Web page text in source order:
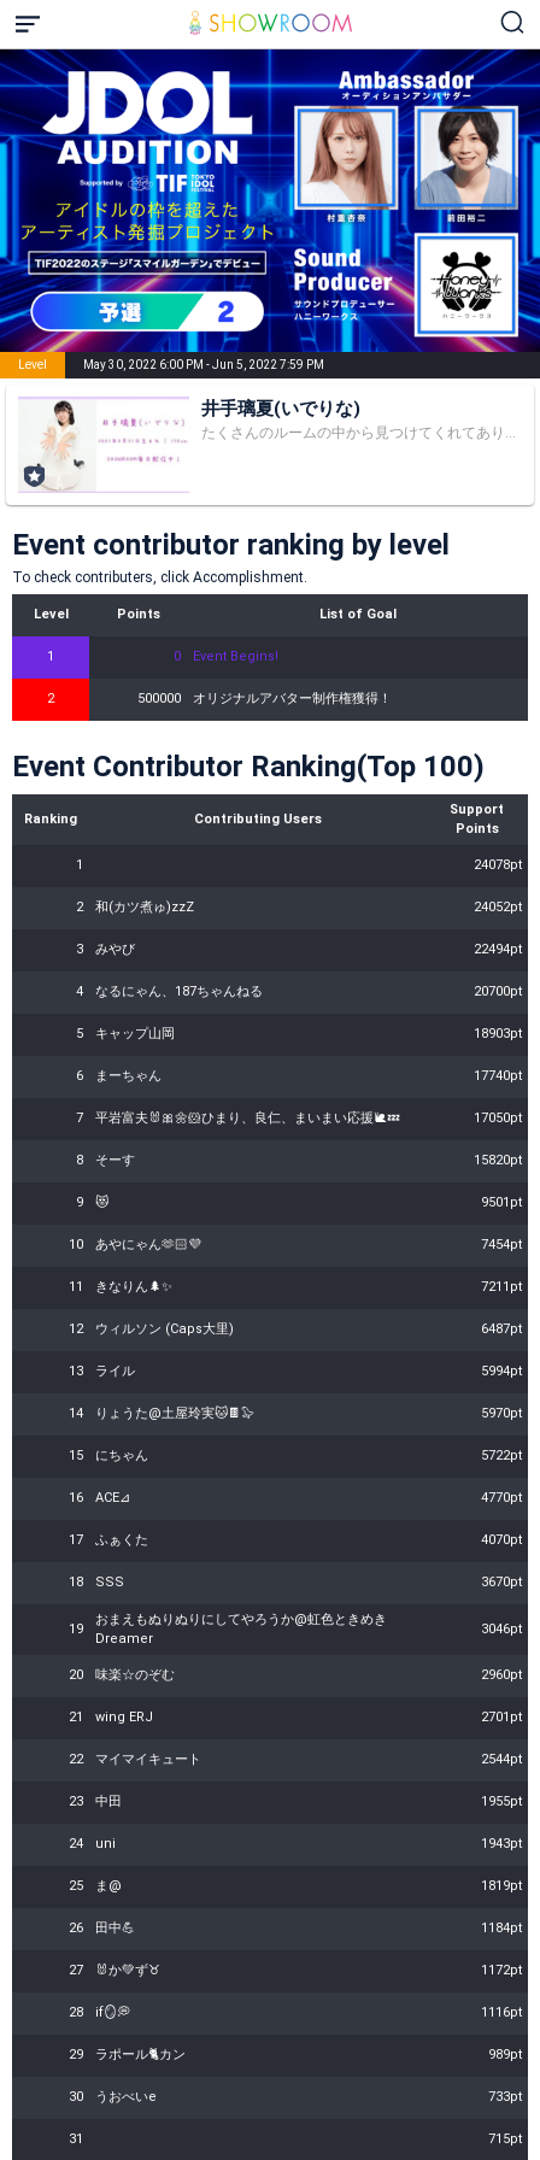
Level May 30, 2022 6:00 PM - Jun 5, 2022 7:59 PM
井手璃夏(いでりな)
たくさんのルームの中から見つけてくれてありがとうございます🌷 SHOWROOM毎日配信してます！ 【プロフィール】 名前 井手璃夏(いでりな) 誕生日 2001年8月31日 年齢 23歳 血液型 B型 特技 ダンス TikTok↓ www.tiktok.com/@idrn__0831 【出演歴】 舞台 『SEVEN』 『溺れる病室』 『貝殻つなぎ』 『容疑者のメソッド The Stage』(中止) 『僕らの星』 『シェイクス』 『容疑者のメソッド The Stage R』 『冷やし中華ラプソディ』 『TOARU』 『箱庭SP』 『レディゴ2024』 『蜉蝣2025』 『空の国のサイコメトリー』
Event contributor ranking by level
To check contributers, click Accomplishment.
Level Points List of Goal
1 0 Event Begins!
2 500000 オリジナルアバター制作権獲得！
Event Contributor Ranking(Top 100)
Ranking Contributing Users
Support
Points
1 24078pt
2 和(カツ煮ゅ)zzZ 24052pt
3 みやび 22494pt
4 なるにゃん、187ちゃんねる 20700pt
5 キャップ山岡 18903pt
6 まーちゃん 17740pt
7 平岩富夫🐰🎀🌼🐹ひまり、良仁、まいまい応援🐌💤 17050pt
8 そーす 15820pt
9 😻 9501pt
10 あやにゃん‪‪🫶🏻💜 7454pt
11 きなりん🌲✨ 7211pt
12 ウィルソン (Caps大里) 6487pt
13 ライル 5994pt
14 りょうた@土屋玲実🐱🍫🦭 5970pt
15 にちゃん 5722pt
16 ACE⊿ 4770pt
17 ふぁくた 4070pt
18 SSS 3670pt
19
おまえもぬりぬりにしてやろうか@虹色ときめき
Dreamer
3046pt
20 味楽☆のぞむ 2960pt
21 wing ERJ 2701pt
22 マイマイキュート 2544pt
23 中田 1955pt
24 uni 1943pt
25 ま@ 1819pt
26 田中💪 1184pt
27 🐰か💚ず♉ 1172pt
28 if🪞💭 1116pt
29 ラポール🐈カン 989pt
30 うおべいe 733pt
31 715pt